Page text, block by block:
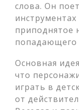
слова. Он
приподнятое
попадающего
Основная
что
играть в
от